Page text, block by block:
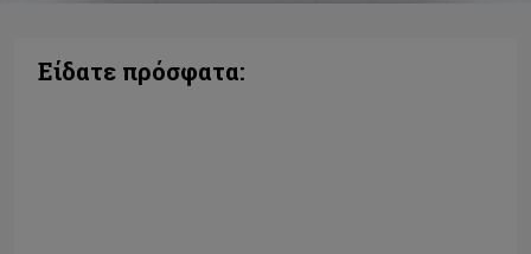
Είδατε πρόσφατα: